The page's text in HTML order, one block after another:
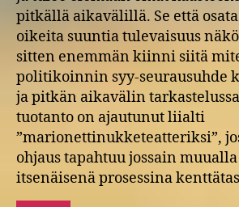
pitkällä aikavälillä. Se että
oikeita suuntia tulevaisuus
sitten enemmän kiinni siitä
politikoinnin syy-seurausuhde
ja pitkän aikavälin
tuotanto on ajautunut liialti
”marionettinukketeatteriksi”,
ohjaus tapahtuu jossain
itsenäisenä prosessina